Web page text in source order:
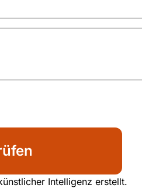
Intelligenz erstellt.